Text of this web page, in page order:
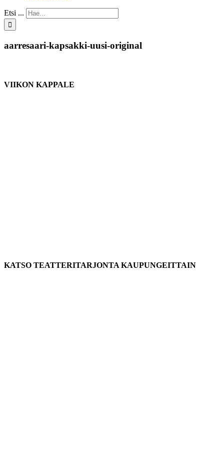
Etsi ...
aarresaari-kapsakki-uusi-original
VIIKON KAPPALE
KATSO TEATTERITARJONTA KAUPUNGEITTAIN